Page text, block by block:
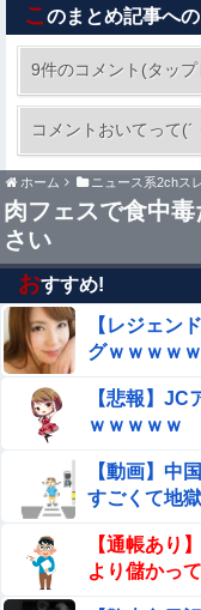
大竹しのぶ「戦争放
話題に他
【衝撃動画】ア
まし時計がこち
Google、Geminiが
ュフロー」に陥る
小倉ゆうか（元・小
しかないｗｗｗｗ
女性「レイプされま
たので訴えます」
グラドルで天下取っ
【閲覧注意】巨大
校生の画像、これ
【悲報】ワイ、軽貨
う・・・・・・・・
こ のまとめ記事への
9件のコメント(タッ
コメントおいてって
ホーム ニュース系2chス
肉フェスで食中
さい
おすすめ!
【レジェン
グｗｗｗｗ
【悲報】JC
ｗｗｗｗｗ
【動画】中
すごくて地
【通帳あり
より儲かっ